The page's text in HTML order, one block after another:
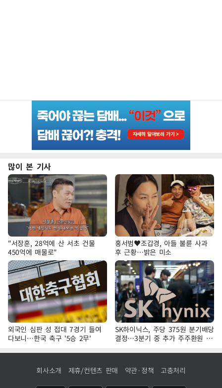
많이 본 기사
"서장훈, 28억에 산 서초 건물
450억에 매물로"
홍서범♥조갑경, 아들 불륜 사과
후 근황…밝은 미소
외국인 심판 성 접대 7경기 들여
다보니…한국 축구 '5승 2무'
SK하이닉스, 주당 375원 분기배당
결정…3분기 중 추가 주주환원 발
표
회사소개 제휴/컨텐츠 판매 약관·정책 고충처리